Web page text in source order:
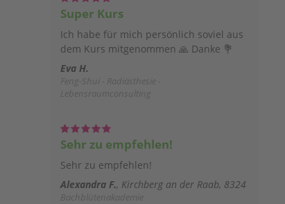
Super Kurs
Ich habe für mich persönlich soviel aus
dem Kurs mitgenommen 🙏 Danke 💐
Eva H.
Feng-Shui - Radiästhesie -
Lebensraumconsulting
Sehr zu empfehlen!
Sehr zu empfehlen!
Alexandra F. Kirchberg an der Raab, 8324
Bachblütenakademie